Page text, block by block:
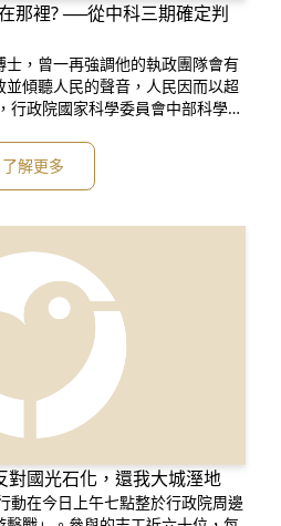
那裡? ──從中科三期確定判
，曾一再強調他的執政團隊會有
傾聽人民的聲音，人民因而以超
星農場開發案的有條件通過環境
於臺北高等行政法院９６年度訴字
環保署所提上訴，業經最高行政法
決駁回上訴而宣告確定。如再參酌
了解更多
國光石化，還我大城溼地
動在今日上午七點整於行政院周邊